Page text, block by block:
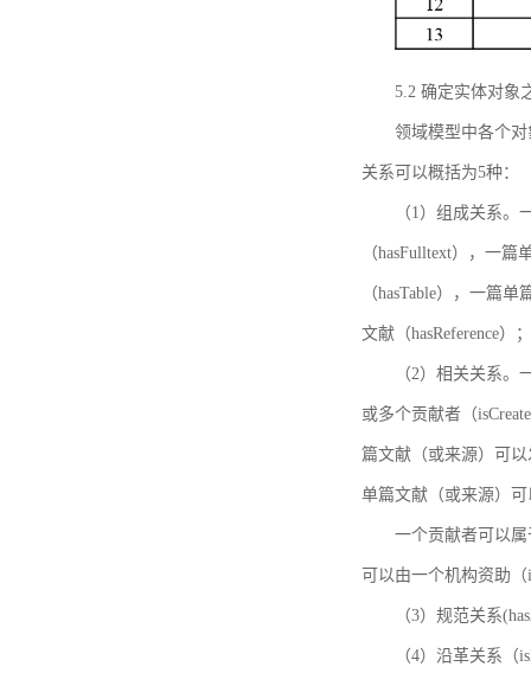
5.2 确定实体对象
领域模型中各个
关系可以概括为5种：
（1）组成关系
（hasFulltext），一
（hasTable），一篇
文献（hasReference）；
（2）相关关系
或多个贡献者（
篇文献（或来源）可
单篇文献（或来源）可
一个贡献者可以
可以由一个机构资助（
（3）规范关系
（4）沿革关系